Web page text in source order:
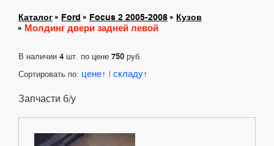
Каталог Ford Focus 2 2005-2008 Кузов
Молдинг двери задней левой
В наличии 4 шт. по цене 750 руб.
Сортировать по: цене | складу
Запчасти б/у